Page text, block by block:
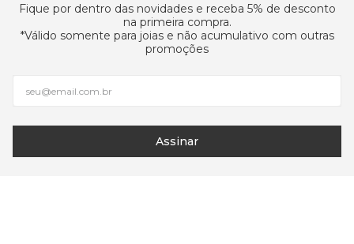
Fique por dentro das novidades e receba 5% de desconto
na primeira compra.
*Válido somente para joias e não acumulativo com outras
promoções
Assinar